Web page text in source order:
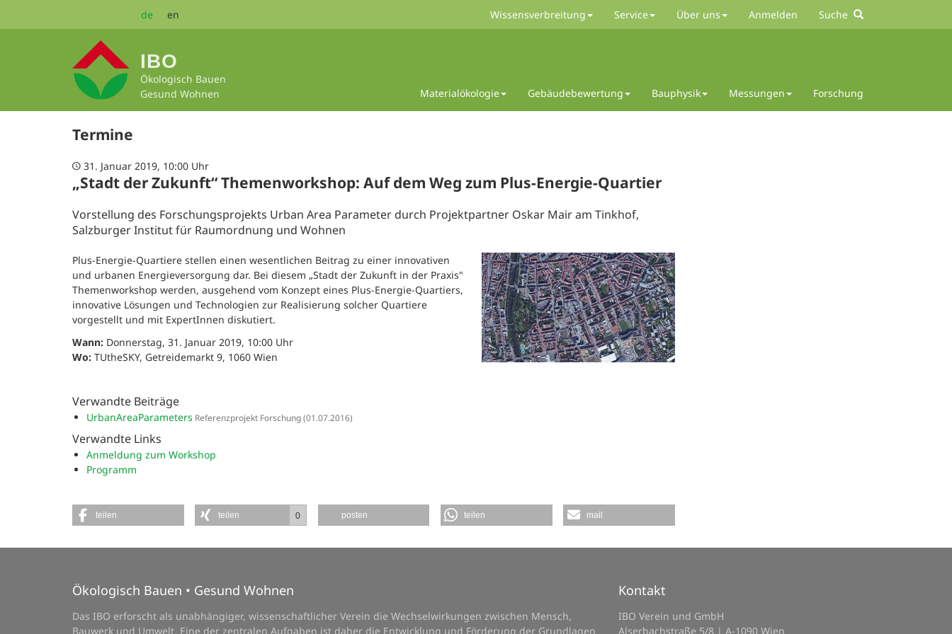
de en Wissensverbreitung Service Über uns Anmelden Suche
IBO
Ökologisch Bauen
Gesund Wohnen
Materialökologie Gebäudebewertung Bauphysik Messungen Forschung
Termine
31. Januar 2019, 10:00 Uhr
„Stadt der Zukunft“ Themenworkshop: Auf dem Weg zum Plus-Energie-Quartier
Vorstellung des Forschungsprojekts Urban Area Parameter durch Projektpartner Oskar Mair am Tinkhof,
Salzburger Institut für Raumordnung und Wohnen
Plus-Energie-Quartiere stellen einen wesentlichen Beitrag zu einer innovativen
und urbanen Energieversorgung dar. Bei diesem „Stadt der Zukunft in der Praxis"
Themenworkshop werden, ausgehend vom Konzept eines Plus-Energie-Quartiers,
innovative Lösungen und Technologien zur Realisierung solcher Quartiere
vorgestellt und mit ExpertInnen diskutiert.
Wann: Donnerstag, 31. Januar 2019, 10:00 Uhr
Wo: TUtheSKY, Getreidemarkt 9, 1060 Wien
Verwandte Beiträge
UrbanAreaParameters Referenzprojekt Forschung(01.07.2016)
Verwandte Links
Anmeldung zum Workshop
Programm
teilen teilen 0 posten teilen mail
Ökologisch Bauen • Gesund Wohnen
Das IBO erforscht als unabhängiger, wissenschaftlicher Verein die Wechselwirkungen zwischen Mensch,
Bauwerk und Umwelt. Eine der zentralen Aufgaben ist daher die Entwicklung und Förderung der Grundlagen
Kontakt
IBO Verein und GmbH
Alserbachstraße 5/8 | A-1090 Wien